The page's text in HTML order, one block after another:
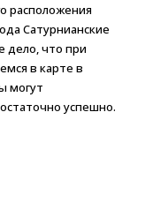
расположения
Сатурнианские
дело, что при
в карте в
могут
успешно.